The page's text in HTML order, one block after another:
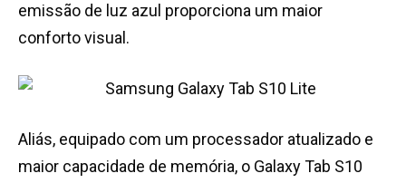
emissão de luz azul proporciona um maior
conforto visual.
Aliás, equipado com um processador atualizado e
maior capacidade de memória, o Galaxy Tab S10